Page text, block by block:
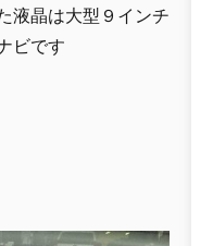
液晶は大型９インチ
ビです